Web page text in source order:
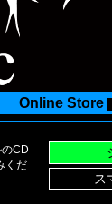
Online Store
CD
くだ